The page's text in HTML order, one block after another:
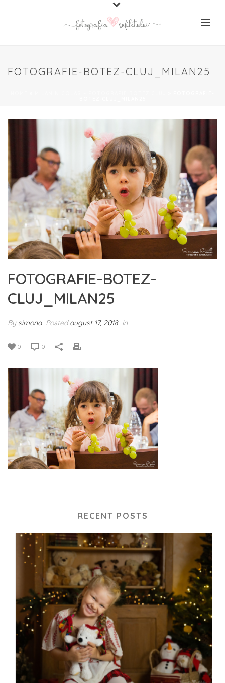
FOTOGRAFIE-BOTEZ-CLUJ_MILAN25
FOTOGRAFIE-BOTEZ-
CLUJ_MILAN25
By simona Postedaugust 17, 2018 In
0 0
RECENT POSTS